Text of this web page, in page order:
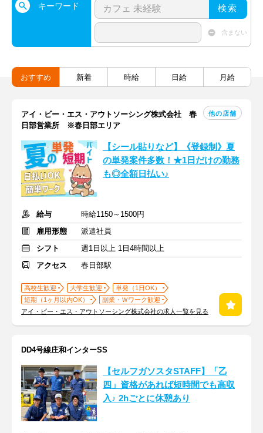
キーワード 検索
含まない
おすすめ 新着 時給 日給 月給
アイ・ビー・エス・アウトソーシング株式会社 春
日部営業所 ※春日部エリア
他の店舗
【シール貼りなど】《登録制》夏
の単発案件多数！★1日だけの勤務
も◎全額日払い♪
給与
時給1150～1500円
雇用形態
派遣社員
シフト
週1日以上 1日4時間以上
アクセス
春日部駅
高校生歓迎 大学生歓迎
単発（1日OK）
短期（1ヶ月以内OK）
副業・Ｗワーク歓迎
アイ・ビー・エス・アウトソーシング株式会社の求人一覧を見る
DD4号線庄和インターSS
【セルフガソスタSTAFF】「乙
四」資格があれば短時間でも高収
入♪ 2hごとに休憩あり